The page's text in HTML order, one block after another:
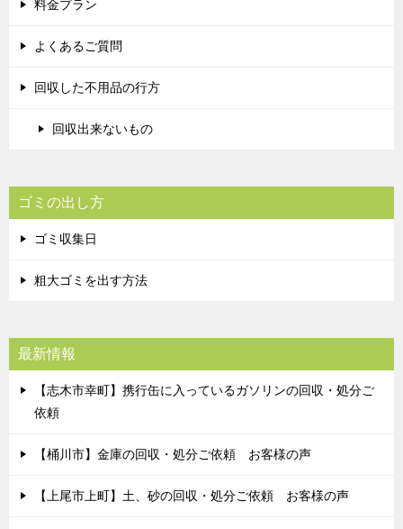
料金プラン
よくあるご質問
回収した不用品の行方
回収出来ないもの
ゴミの出し方
ゴミ収集日
粗大ゴミを出す方法
最新情報
【志木市幸町】携行缶に入っているガソリンの回収・処分ご
依頼
【桶川市】金庫の回収・処分ご依頼 お客様の声
【上尾市上町】土、砂の回収・処分ご依頼 お客様の声